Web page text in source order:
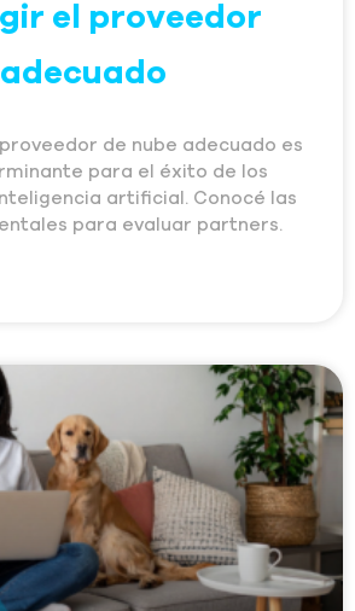
el proveedor
de nube adecuado es
para el éxito de los
artificial. Conocé las
para evaluar partners.